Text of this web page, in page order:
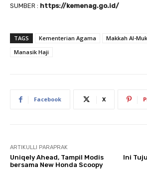
SUMBER : https://kemenag.go.id/
TAGS Kementerian Agama
Makkah Al-
Manasik Haji
Facebook X
ARTIKULLI PARAPRAK
Uniqely Ahead, Tampil Modis
bersama New Honda Scoopy
Ini